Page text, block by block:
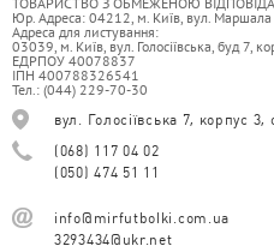
Юр. Адреса: 04212, м. Київ, вул.
Адреса для листування:
03039, м. Київ, вул. Голосіївська, буд 7,
ЕДРПОУ 40078837
ІПН 400788326541
Тел.: (044) 229-70-30
вул. Голосіївська 7, корпус 3,
(068) 117 04 02
(050) 474 51 11
info@mirfutbolki.com.ua
3293434@ukr.net